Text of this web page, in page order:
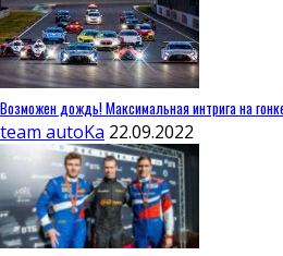
Возможен дождь! Максимальная интрига на
team autoKa 22.09.2022